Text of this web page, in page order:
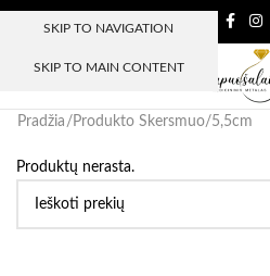
SKIP TO NAVIGATION
SKIP TO MAIN CONTENT
MENIU
Pradžia Produkto Skersmuo 5,5cm
Produktų nerasta.